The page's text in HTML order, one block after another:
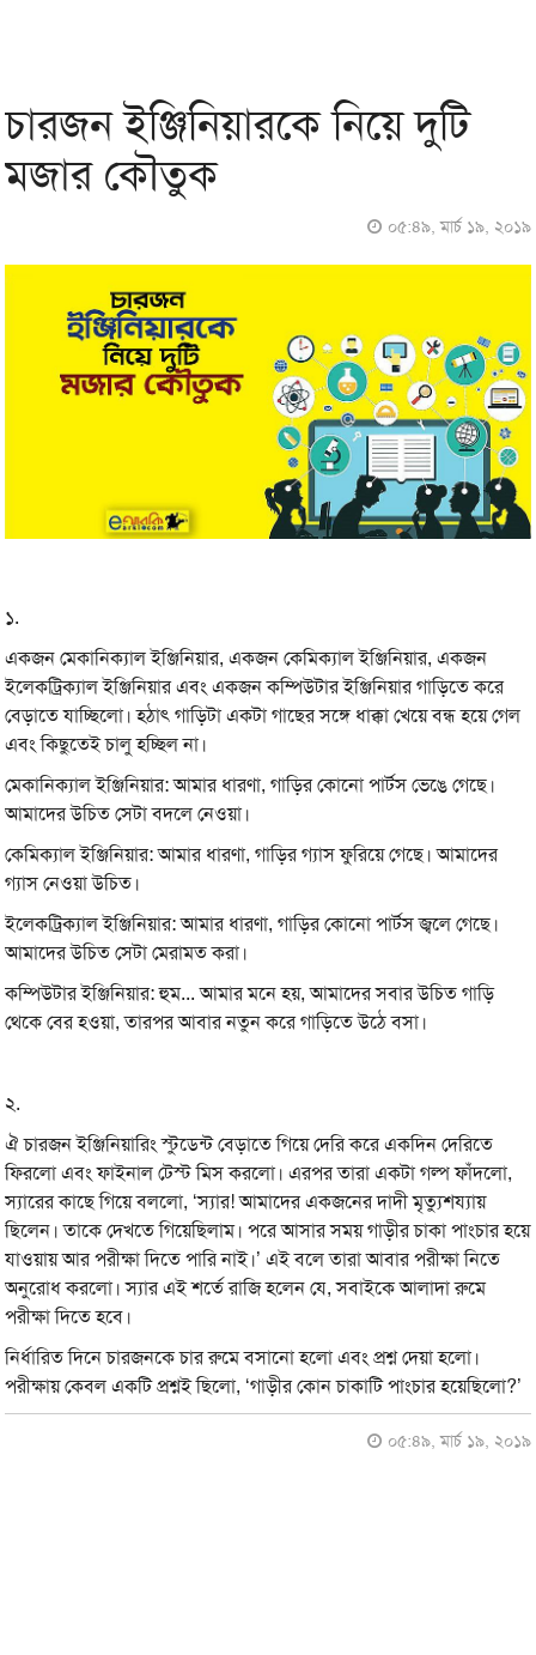
চারজন ইঞ্জিনিয়ারকে নিয়ে দুটি
মজার কৌতুক
০৫:৪৯, মার্চ ১৯, ২০১৯
১.
একজন মেকানিক্যাল ইঞ্জিনিয়ার, একজন কেমিক্যাল ইঞ্জিনিয়ার, একজন
ইলেকট্রিক্যাল ইঞ্জিনিয়ার এবং একজন কম্পিউটার ইঞ্জিনিয়ার গাড়িতে করে
বেড়াতে যাচ্ছিলো। হঠাৎ গাড়িটা একটা গাছের সঙ্গে ধাক্কা খেয়ে বন্ধ হয়ে গেল
এবং কিছুতেই চালু হচ্ছিল না।
মেকানিক্যাল ইঞ্জিনিয়ার: আমার ধারণা, গাড়ির কোনো পার্টস ভেঙে গেছে।
আমাদের উচিত সেটা বদলে নেওয়া।
কেমিক্যাল ইঞ্জিনিয়ার: আমার ধারণা, গাড়ির গ্যাস ফুরিয়ে গেছে। আমাদের
গ্যাস নেওয়া উচিত।
ইলেকট্রিক্যাল ইঞ্জিনিয়ার: আমার ধারণা, গাড়ির কোনো পার্টস জ্বলে গেছে।
আমাদের উচিত সেটা মেরামত করা।
কম্পিউটার ইঞ্জিনিয়ার: হুম... আমার মনে হয়, আমাদের সবার উচিত গাড়ি
থেকে বের হওয়া, তারপর আবার নতুন করে গাড়িতে উঠে বসা।
২.
ঐ চারজন ইঞ্জিনিয়ারিং স্টুডেন্ট বেড়াতে গিয়ে দেরি করে একদিন দেরিতে
ফিরলো এবং ফাইনাল টেস্ট মিস করলো। এরপর তারা একটা গল্প ফাঁদলো,
স্যারের কাছে গিয়ে বললো, ‘স্যার! আমাদের একজনের দাদী মৃত্যুশয্যায়
ছিলেন। তাকে দেখতে গিয়েছিলাম। পরে আসার সময় গাড়ীর চাকা পাংচার হয়ে
যাওয়ায় আর পরীক্ষা দিতে পারি নাই।’ এই বলে তারা আবার পরীক্ষা নিতে
অনুরোধ করলো। স্যার এই শর্তে রাজি হলেন যে, সবাইকে আলাদা রুমে
পরীক্ষা দিতে হবে।
নির্ধারিত দিনে চারজনকে চার রুমে বসানো হলো এবং প্রশ্ন দেয়া হলো।
পরীক্ষায় কেবল একটি প্রশ্নই ছিলো, ‘গাড়ীর কোন চাকাটি পাংচার হয়েছিলো?’
০৫:৪৯, মার্চ ১৯, ২০১৯